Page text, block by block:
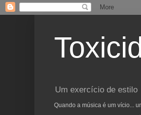
Um exercício de estilo
Quando a música é um vício...